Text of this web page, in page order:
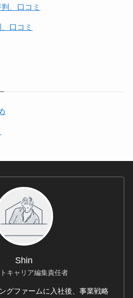
、口コミ
口コミ
Shin
キャリア編集責任者
グファームに入社後、事業戦略